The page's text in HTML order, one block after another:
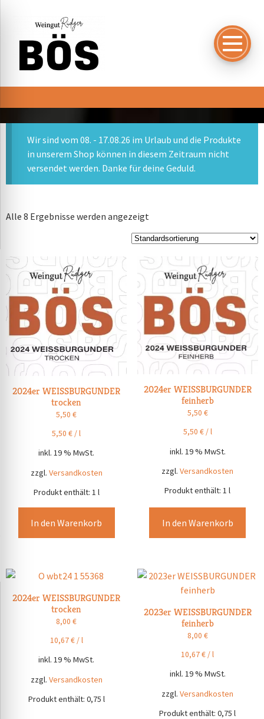
Wir sind vom 08. - 17.08.26 im Urlaub und die Produkte
in unserem Shop können in diesem Zeitraum nicht
versendet werden. Danke für deine Geduld.
Alle 8 Ergebnisse werden angezeigt
2024er WEISSBURGUNDER
trocken
5,50€
5,50€ /l
inkl. 19 % MwSt.
zzgl. Versandkosten
Produkt enthält: 1 l
In den Warenkorb
2024er WEISSBURGUNDER
feinherb
5,50 €
5,50 €/l
inkl. 19 % MwSt.
zzgl.Versandkosten
Produkt enthält: 1l
In den Warenkorb
2024er WEISSBURGUNDER
trocken
8,00€
10,67€/l
inkl. 19 % MwSt.
zzgl. Versandkosten
Produkt enthält: 0,75 l
2023er WEISSBURGUNDER
feinherb
8,00 €
10,67€ /l
inkl. 19 % MwSt.
zzgl.Versandkosten
Produkt enthält: 0,75l